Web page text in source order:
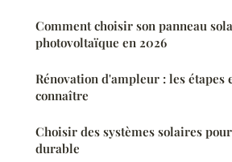
Comment choisir son panneau
photovoltaïque en 2026
Rénovation d'ampleur : les étapes
connaître
Choisir des systèmes solaires
durable